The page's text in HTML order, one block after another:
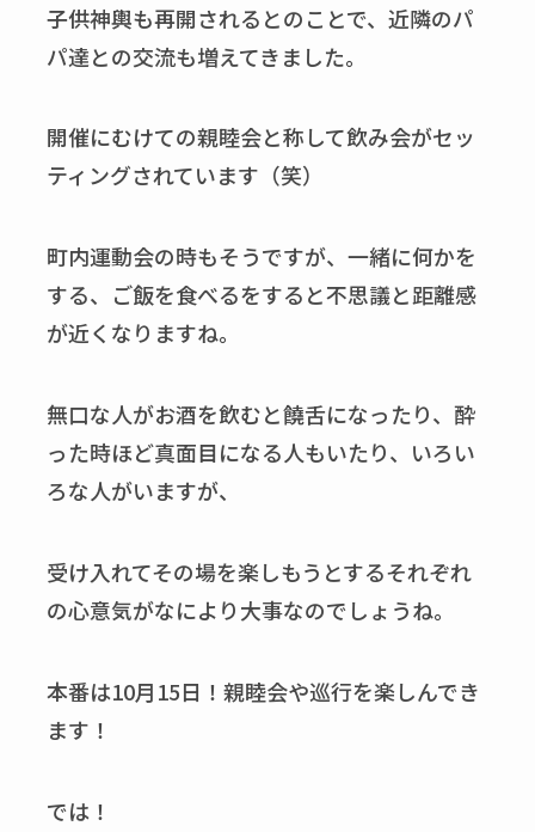
子供神輿も再開されるとのことで、近隣のパ
パ達との交流も増えてきました。
開催にむけての親睦会と称して飲み会がセッ
ティングされています（笑）
町内運動会の時もそうですが、一緒に何かを
する、ご飯を食べるをすると不思議と距離感
が近くなりますね。
無口な人がお酒を飲むと饒舌になったり、酔
った時ほど真面目になる人もいたり、いろい
ろな人がいますが、
受け入れてその場を楽しもうとするそれぞれ
の心意気がなにより大事なのでしょうね。
本番は10月15日！親睦会や巡行を楽しんでき
ます！
では！